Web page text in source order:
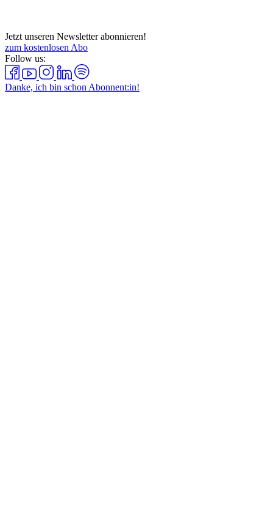
Jetzt unseren Newsletter abonnieren!
zum kostenlosen Abo
Follow us:
Danke, ich bin schon Abonnent:in!